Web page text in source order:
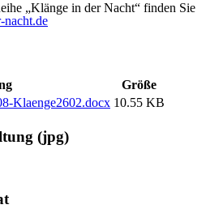
„Klänge in der Nacht“ finden Sie
Größe
Klaenge2602.docx 10.55 KB
(jpg)